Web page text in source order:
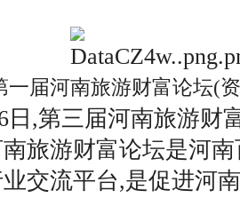
一届河南旅游财富论坛(
日,第三届河南旅游财
旅游财富论坛是河
交流平台,是促进河